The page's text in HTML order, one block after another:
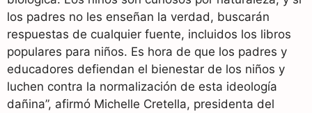
los padres no les enseñan la verdad, buscarán
respuestas de cualquier fuente, incluidos los libros
populares para niños. Es hora de que los padres y
educadores defiendan el bienestar de los niños y
luchen contra la normalización de esta ideología
dañina”, afirmó Michelle Cretella, presidenta del